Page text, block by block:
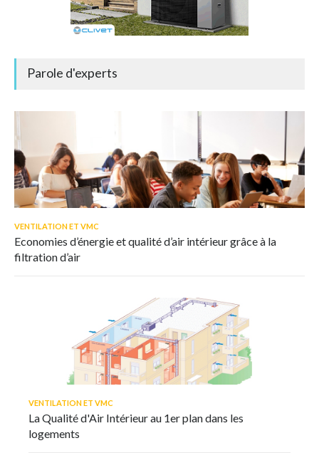
Parole d'experts
VENTILATION ET VMC
Economies d’énergie et qualité d’air intérieur grâce à la
filtration d’air
VENTILATION ET VMC
La Qualité d'Air Intérieur au 1er plan dans les
logements